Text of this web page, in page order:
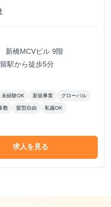
新橋MCVビル 9階
駅から徒歩5分
未経験OK 新規事業 グローバル
数 髪型自由 私服OK
求人を見る